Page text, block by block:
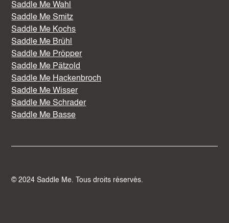
Saddle Me Wahl
Saddle Me Smitz
Saddle Me Kochs
Saddle Me Brühl
Saddle Me Pröpper
Saddle Me Pätzold
Saddle Me Hackenbroch
Saddle Me Wisser
Saddle Me Schrader
Saddle Me Basse
© 2024 Saddle Me. Tous droits réservés.